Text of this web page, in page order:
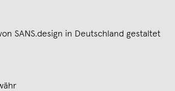
SANS.design in Deutschland gestaltet